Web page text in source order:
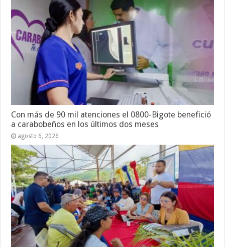
Con más de 90 mil atenciones el 0800-Bigote benefició
a carabobeños en los últimos dos meses
agosto 6, 2026